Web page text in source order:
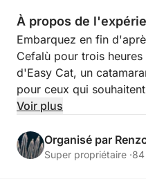
À propos de
Embarquez en fin
Cefalù pour trois
d'Easy Cat, un
pour ceux qui
tranquillité, en admirant
Vous naviguerez vers
Voir plus
Organisé par
Super propriétaire ·